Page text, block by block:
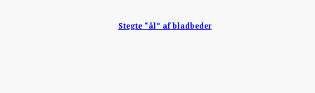
Stegte “ål” af bladbeder